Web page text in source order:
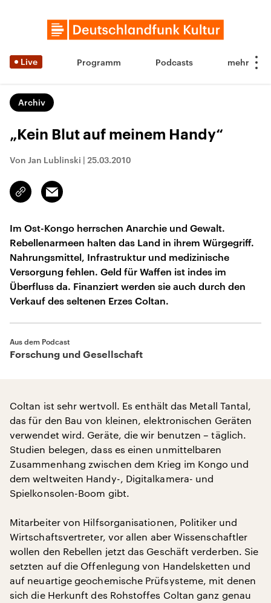
Live Programm Podcasts
Archiv
„Kein Blut auf meinem Handy“
Von Jan Lublinski | 25.03.2010
Link
kopieren/teilen
Email
Im Ost-Kongo herrschen Anarchie und Gewalt.
Rebellenarmeen halten das Land in ihrem Würgegriff.
Nahrungsmittel, Infrastruktur und medizinische
Versorgung fehlen. Geld für Waffen ist indes im
Überfluss da. Finanziert werden sie auch durch den
Verkauf des seltenen Erzes Coltan.
Aus dem Podcast
Forschung und Gesellschaft
Coltan ist sehr wertvoll. Es enthält das Metall Tantal,
das für den Bau von kleinen, elektronischen Geräten
verwendet wird. Geräte, die wir benutzen – täglich.
Studien belegen, dass es einen unmittelbaren
Zusammenhang zwischen dem Krieg im Kongo und
dem weltweiten Handy-, Digitalkamera- und
Spielkonsolen-Boom gibt.
Mitarbeiter von Hilfsorganisationen, Politiker und
Wirtschaftsvertreter, vor allen aber Wissenschaftler
wollen den Rebellen jetzt das Geschäft verderben. Sie
setzten auf die Offenlegung von Handelsketten und
auf neuartige geochemische Prüfsysteme, mit denen
sich die Herkunft des Rohstoffes Coltan ganz genau